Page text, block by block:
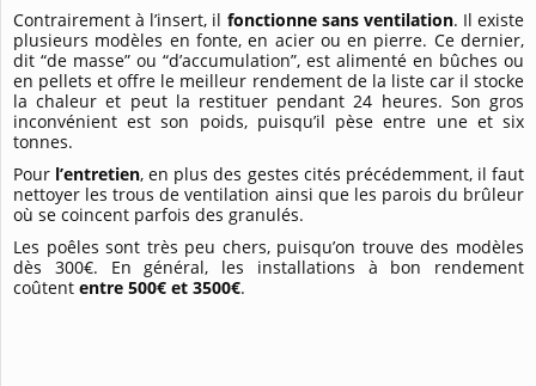
Contrairement à l’insert, il fonctionne sans ventilation. Il existe
plusieurs modèles en fonte, en acier ou en pierre. Ce dernier,
dit “de masse” ou “d’accumulation”, est alimenté en bûches ou
en pellets et offre le meilleur rendement de la liste car il stocke
la chaleur et peut la restituer pendant 24 heures. Son gros
inconvénient est son poids, puisqu’il pèse entre une et six
tonnes.
Pour l’entretien, en plus des gestes cités précédemment, il faut
nettoyer les trous de ventilation ainsi que les parois du brûleur
où se coincent parfois des granulés.
Les poêles sont très peu chers, puisqu’on trouve des modèles
dès 300€. En général, les installations à bon rendement
coûtent entre 500€ et 3500€.